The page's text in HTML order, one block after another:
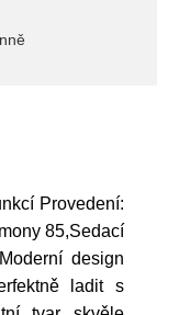
Provedení:
85,Sedací
design
ladit s